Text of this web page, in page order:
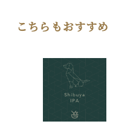
こちらもおすすめ